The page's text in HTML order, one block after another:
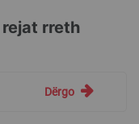
rreth
Dërgo